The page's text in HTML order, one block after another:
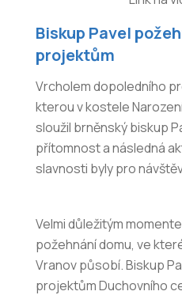
Biskup Pavel
projektům
Vrcholem dopoledního
kterou v kostele
sloužil brněnský biskup
přítomnost a následná
slavnosti byly pro
Velmi důležitým
požehnání domu, ve
Vranov působí. Biskup
projektům Duchovního